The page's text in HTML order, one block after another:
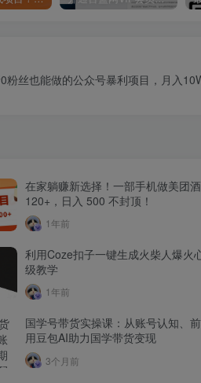
粉丝也能做的公众号暴利项目，月入
在家躺赚新选择！一部手机做美团
120+，日入 500 不封顶！
1年前
利用Coze扣子一键生成火柴人爆火
级教学
1年前
国学号带货实操课：从账号认知、
用豆包AI助力国学带货变现
3个月前